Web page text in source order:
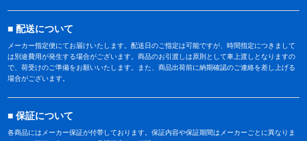
配送について
メーカー指定便にてお届けいたします。配送日のご指定は可能ですが、時間指定につきまして
は別途費用が発生する場合がございます。商品のお引渡しは原則として車上渡しとなりますの
で、荷受けのご準備をお願いいたします。また、商品出荷前に納期確認のご連絡を差し上げる
場合がございます。
保証について
各商品にはメーカー保証が付帯しております。保証内容や保証期間はメーカーごとに異なりま